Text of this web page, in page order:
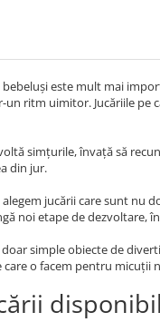
este mult mai
ritm uimitor. Jucăriile pe
simțurile, învață să
din jur.
alegem jucării care sunt nu
noi etape de dezvoltare,
doar simple obiecte de
care o facem pentru